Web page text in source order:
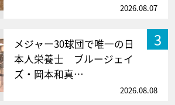
2026.08.07
3
メジャー30球団で唯一の日
本人栄養士 ブルージェイ
ズ・岡本和真…
2026.08.08